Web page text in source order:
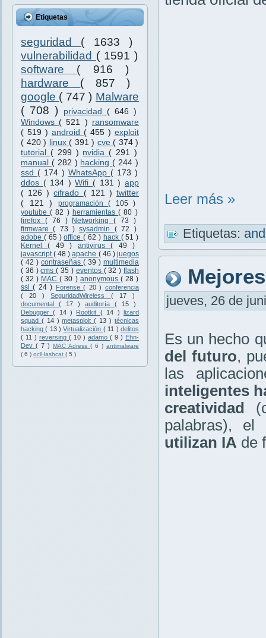
Etiquetas
seguridad ( 1633 )
vulnerabilidad ( 1591 )
software ( 916 )
hardware ( 857 )
google ( 747 ) Malware
( 708 )
privacidad ( 646 )
Windows ( 521 ) ransomware
( 519 ) android ( 455 ) exploit
( 420 ) linux ( 391 ) cve ( 374 )
tutorial ( 299 ) nvidia ( 291 )
manual ( 282 ) hacking ( 244 )
ssd ( 174 ) WhatsApp ( 173 )
ddos ( 134 )Wifi ( 131 ) app
( 126 )cifrado ( 121 )twitter
( 121 ) programación( 105 )
youtube( 82 ) herramientas( 80 )
firefox ( 76 ) Networking( 73 )
firmware( 73 )sysadmin ( 72 )
adobe ( 65 )office( 62 ) hack ( 51 )
Kernel( 49 ) antivirus( 49 )
javascript( 48 )apache ( 46 ) juegos
( 42 ) contraseñas ( 39 ) multimedia
( 36 )cms( 35 ) eventos ( 32 )flash
( 32 ) MAC( 30 ) anonymous ( 28 )
ssl( 24 ) Forense( 20 ) conferencia
( 20 )SeguridadWireless ( 17 )
documental ( 17 ) auditoría ( 15 )
Debugger( 14 ) Rootkit ( 14 ) lizard
squad ( 14 )metasploit( 13 ) técnicas
hacking( 13 )Virtualización ( 11 ) delitos
( 11 ) reversing ( 10 ) adamo ( 9 ) Ehn-
Dev ( 7 ) MAC Adress ( 6 ) antimalware
( 6 ) oclHashcat ( 5 )
Leer más »
Etiquetas:
jueves, 26 de
Es un hecho
del futuro,
las
inteligentes
creatividad
palabras),
utilizan IA de